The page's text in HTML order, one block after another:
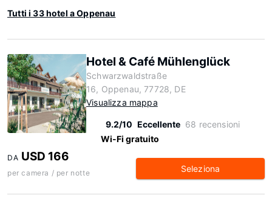
Tutti i 33 hotel a Oppenau
Hotel & Café Mühlenglück
Schwarzwaldstraße
16, Oppenau, 77728, DE
Visualizza mappa
9.2/10 Eccellente 68 recensioni
Wi-Fi gratuito
DA USD 166
per camera / per notte Seleziona